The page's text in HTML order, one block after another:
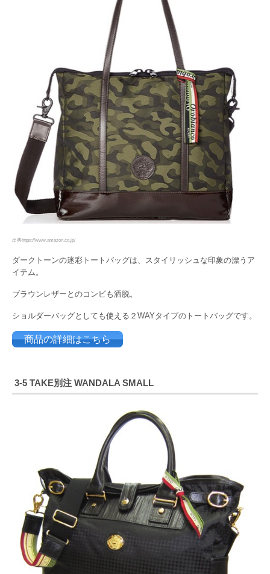
出典https://www.amazon.co.jp/
ダークトーンの迷彩トートバッグは、スタイリッシュな印象の漂うア
イテム。
ブラウンレザーとのコンビも洒脱。
ショルダーバッグとしても使える２WAYタイプのトートバッグです。
商品の詳細はこちら
3-5 TAKE別注 WANDALA SMALL